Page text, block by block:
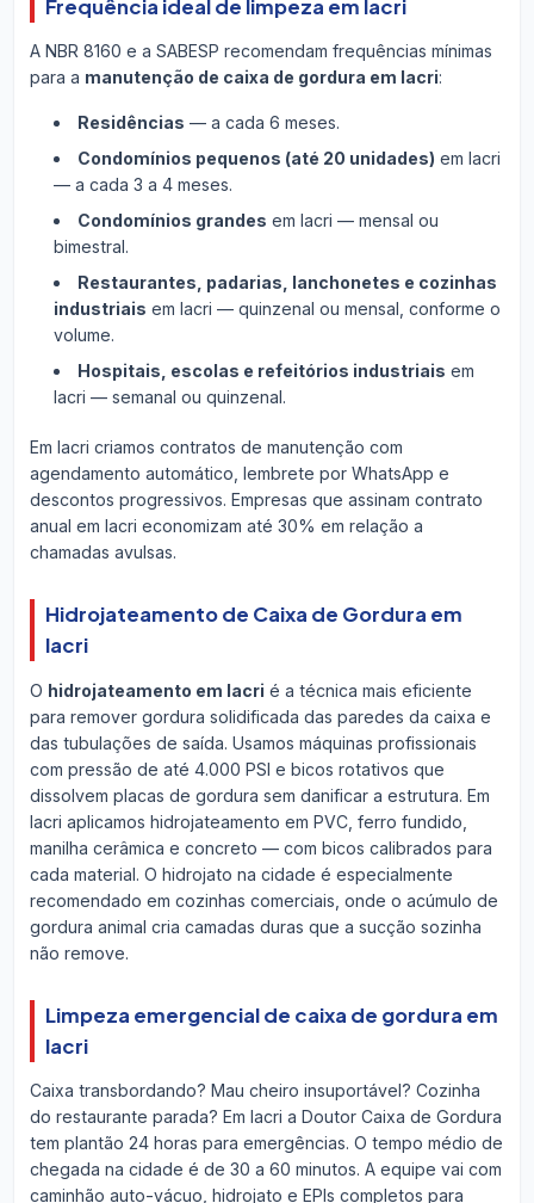
Frequência ideal de limpeza em Iacri
A NBR 8160 e a SABESP recomendam frequências mínimas
para a manutenção de caixa de gordura em Iacri:
Residências — a cada 6 meses.
Condomínios pequenos (até 20 unidades) em Iacri
— a cada 3 a 4 meses.
Condomínios grandes em Iacri — mensal ou
bimestral.
Restaurantes, padarias, lanchonetes e cozinhas
industriais em Iacri — quinzenal ou mensal, conforme o
volume.
Hospitais, escolas e refeitórios industriais em
Iacri — semanal ou quinzenal.
Em Iacri criamos contratos de manutenção com
agendamento automático, lembrete por WhatsApp e
descontos progressivos. Empresas que assinam contrato
anual em Iacri economizam até 30% em relação a
chamadas avulsas.
Hidrojateamento de Caixa de Gordura em
Iacri
O hidrojateamento em Iacri é a técnica mais eficiente
para remover gordura solidificada das paredes da caixa e
das tubulações de saída. Usamos máquinas profissionais
com pressão de até 4.000 PSI e bicos rotativos que
dissolvem placas de gordura sem danificar a estrutura. Em
Iacri aplicamos hidrojateamento em PVC, ferro fundido,
manilha cerâmica e concreto — com bicos calibrados para
cada material. O hidrojato na cidade é especialmente
recomendado em cozinhas comerciais, onde o acúmulo de
gordura animal cria camadas duras que a sucção sozinha
não remove.
Limpeza emergencial de caixa de gordura em
Iacri
Caixa transbordando? Mau cheiro insuportável? Cozinha
do restaurante parada? Em Iacri a Doutor Caixa de Gordura
tem plantão 24 horas para emergências. O tempo médio de
chegada na cidade é de 30 a 60 minutos. A equipe vai com
caminhão auto-vácuo, hidrojato e EPIs completos para